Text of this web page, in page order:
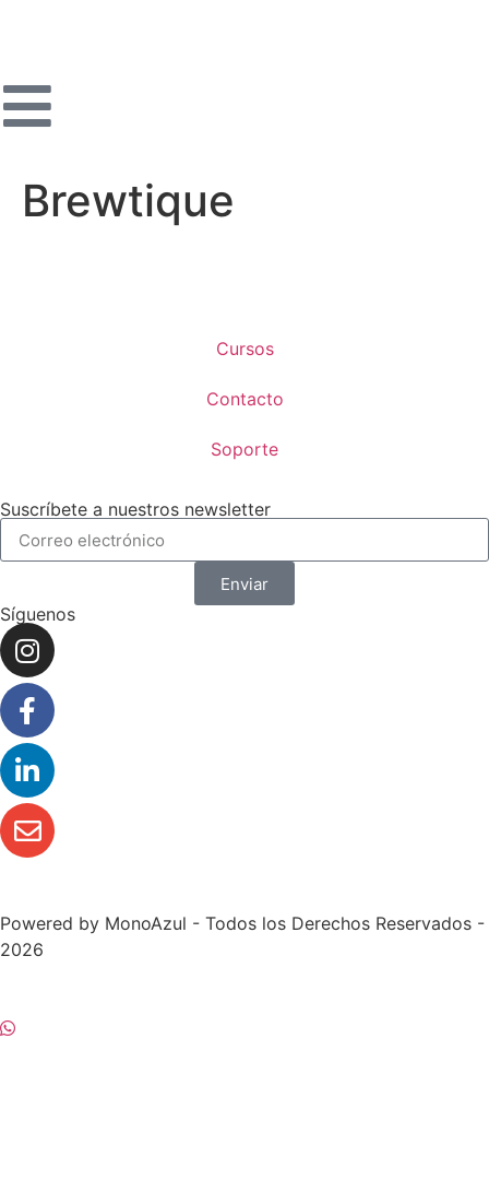
Brewtique
Cursos
Contacto
Soporte
Suscríbete a nuestros newsletter
Enviar
Síguenos
Powered by MonoAzul - Todos los Derechos Reservados -
2026